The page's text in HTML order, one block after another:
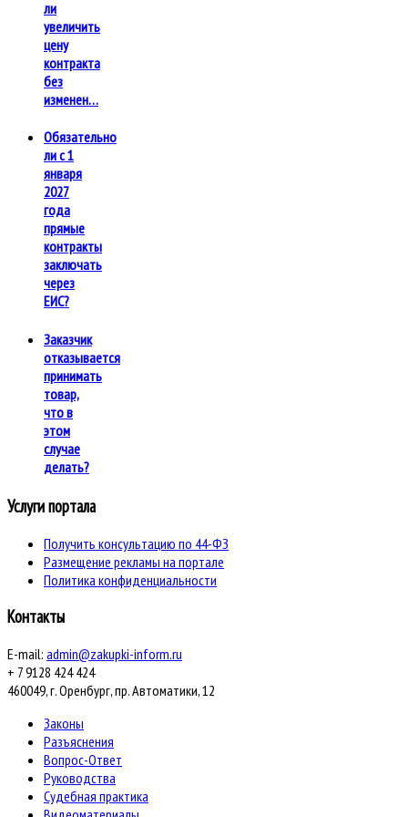
ли
увеличить
цену
контракта
без
изменен…
Обязательно
ли с 1
января
2027
года
прямые
контракты
заключать
через
ЕИС?
Заказчик
отказывается
принимать
товар,
что в
этом
случае
делать?
Услуги портала
Получить консультацию по 44-ФЗ
Размещение рекламы на портале
Политика конфиденциальности
Контакты
E-mail: admin@zakupki-inform.ru
+ 7 9128 424 424
460049, г. Оренбург, пр. Автоматики, 12
Законы
Разъяснения
Вопрос-Ответ
Руководства
Судебная практика